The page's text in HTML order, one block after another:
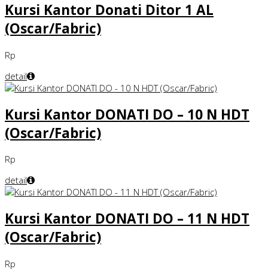
Kursi Kantor Donati Ditor 1 AL
(Oscar/Fabric)
Rp
detail
Kursi Kantor DONATI DO – 10 N HDT
(Oscar/Fabric)
Rp
detail
Kursi Kantor DONATI DO – 11 N HDT
(Oscar/Fabric)
Rp